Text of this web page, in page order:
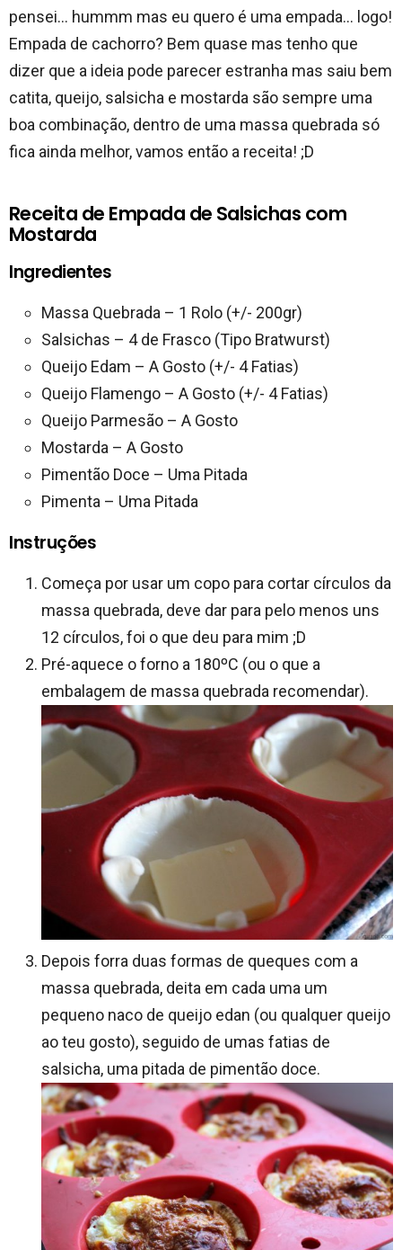
pensei… hummm mas eu quero é uma empada… logo!
Empada de cachorro? Bem quase mas tenho que
dizer que a ideia pode parecer estranha mas saiu bem
catita, queijo, salsicha e mostarda são sempre uma
boa combinação, dentro de uma massa quebrada só
fica ainda melhor, vamos então a receita! ;D
Receita de Empada de Salsichas com
Mostarda
Ingredientes
Massa Quebrada – 1 Rolo (+/- 200gr)
Salsichas – 4 de Frasco (Tipo Bratwurst)
Queijo Edam – A Gosto (+/- 4 Fatias)
Queijo Flamengo – A Gosto (+/- 4 Fatias)
Queijo Parmesão – A Gosto
Mostarda – A Gosto
Pimentão Doce – Uma Pitada
Pimenta – Uma Pitada
Instruções
Começa por usar um copo para cortar círculos da
massa quebrada, deve dar para pelo menos uns
12 círculos, foi o que deu para mim ;D
Pré-aquece o forno a 180ºC (ou o que a
embalagem de massa quebrada recomendar).
Depois forra duas formas de queques com a
massa quebrada, deita em cada uma um
pequeno naco de queijo edan (ou qualquer queijo
ao teu gosto), seguido de umas fatias de
salsicha, uma pitada de pimentão doce.